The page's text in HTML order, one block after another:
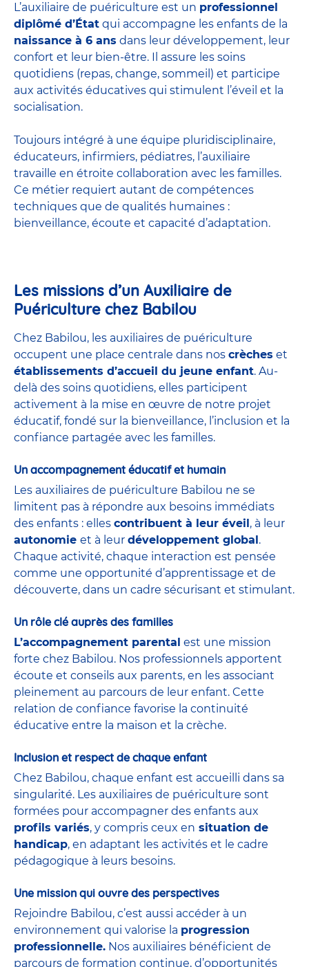
L’auxiliaire de puériculture est un professionnel
diplômé d’État qui accompagne les enfants de la
naissance à 6 ans dans leur développement, leur
confort et leur bien-être. Il assure les soins
quotidiens (repas, change, sommeil) et participe
aux activités éducatives qui stimulent l’éveil et la
socialisation.
Toujours intégré à une équipe pluridisciplinaire,
éducateurs, infirmiers, pédiatres, l’auxiliaire
travaille en étroite collaboration avec les familles.
Ce métier requiert autant de compétences
techniques que de qualités humaines :
bienveillance, écoute et capacité d’adaptation.
Les missions d’un Auxiliaire de
Puériculture chez Babilou
Chez Babilou, les auxiliaires de puériculture
occupent une place centrale dans nos crèches et
établissements d’accueil du jeune enfant. Au-
delà des soins quotidiens, elles participent
activement à la mise en œuvre de notre projet
éducatif, fondé sur la bienveillance, l’inclusion et la
confiance partagée avec les familles.
Un accompagnement éducatif et humain
Les auxiliaires de puériculture Babilou ne se
limitent pas à répondre aux besoins immédiats
des enfants : elles contribuent à leur éveil , à leur
autonomie et à leur développement global .
Chaque activité, chaque interaction est pensée
comme une opportunité d’apprentissage et de
découverte, dans un cadre sécurisant et stimulant.
Un rôle clé auprès des familles
L’accompagnement parental est une mission
forte chez Babilou. Nos professionnels apportent
écoute et conseils aux parents, en les associant
pleinement au parcours de leur enfant. Cette
relation de confiance favorise la continuité
éducative entre la maison et la crèche.
Inclusion et respect de chaque enfant
Chez Babilou, chaque enfant est accueilli dans sa
singularité. Les auxiliaires de puériculture sont
formées pour accompagner des enfants aux
profils variés, y compris ceux en situation de
handicap, en adaptant les activités et le cadre
pédagogique à leurs besoins.
Une mission qui ouvre des perspectives
Rejoindre Babilou, c’est aussi accéder à un
environnement qui valorise la progression
professionnelle. Nos auxiliaires bénéficient de
parcours de formation continue, d’opportunités